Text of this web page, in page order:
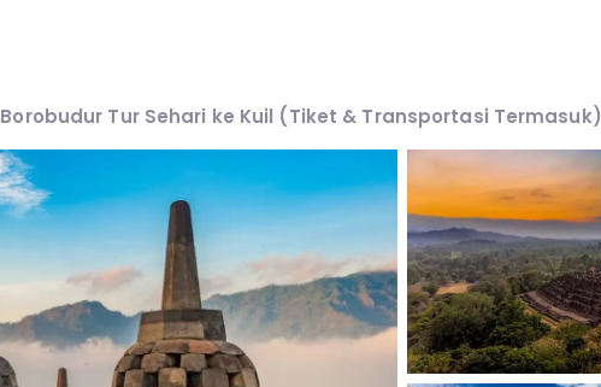
Borobudur Tur Sehari ke Kuil (Tiket & Transportasi Termasuk)